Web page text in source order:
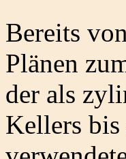
Bereits
Plänen
der als
Kellers bis